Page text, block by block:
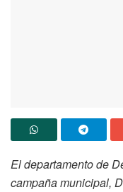
El departamento de
campaña municipal,